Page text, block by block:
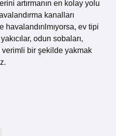
artırmanın en kolay yolu
kanalları
havalandırılmıyorsa, ev tipi
odun sobaları,
verimli bir şekilde yakmak